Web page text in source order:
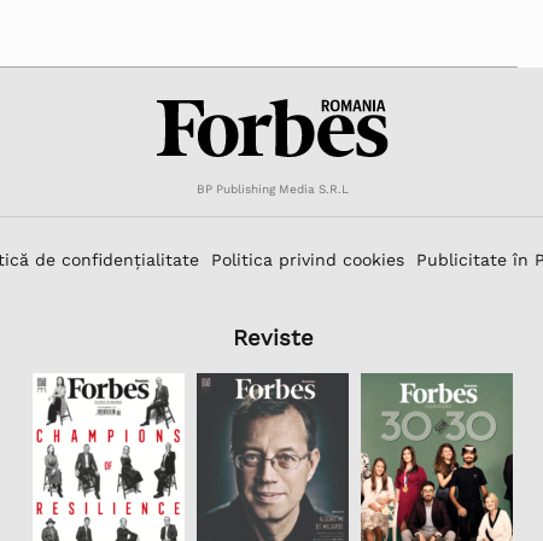
BP Publishing Media S.R.L
de confidențialitate Politica privind cookies Publicitate în
Reviste